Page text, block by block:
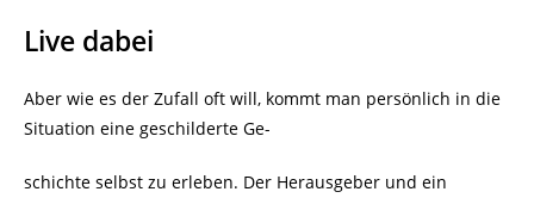
Live dabei
Aber wie es der Zufall oft will, kommt man persönlich in die
Situation eine geschilderte Ge-
schichte selbst zu erleben. Der Herausgeber und ein